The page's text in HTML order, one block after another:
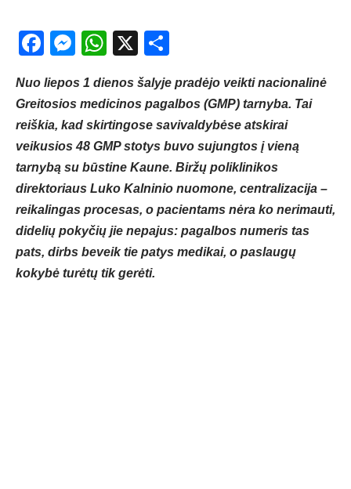
Facebook
Messenger
WhatsApp
X
Nuo liepos 1 dienos šalyje pradėjo veikti nacionalinė
Greitosios medicinos pagalbos (GMP) tarnyba. Tai
reiškia, kad skirtingose savivaldybėse atskirai
veikusios 48 GMP stotys buvo sujungtos į vieną
tarnybą su būstine Kaune. Biržų poliklinikos
direktoriaus Luko Kalninio nuomone, centralizacija –
reikalingas procesas, o pacientams nėra ko nerimauti,
didelių pokyčių jie nepajus: pagalbos numeris tas
pats, dirbs beveik tie patys medikai, o paslaugų
kokybė turėtų tik gerėti.